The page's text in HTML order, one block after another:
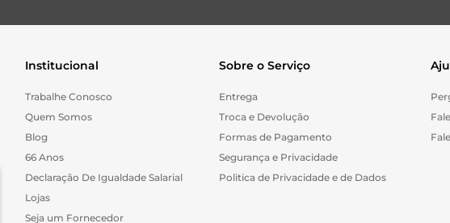
Institucional
Trabalhe Conosco
Quem Somos
Blog
66 Anos
Declaração De Igualdade Salarial
Lojas
Seja um Fornecedor
Sobre o Serviço
Entrega
Troca e Devolução
Formas de Pagamento
Segurança e Privacidade
Politica de Privacidade e de Dados